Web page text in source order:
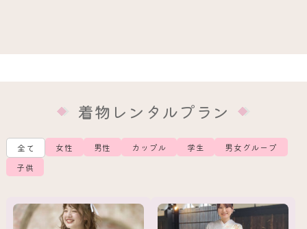
着物レンタルプラン
全て 女性 男性 カップル 学生
男女グループ
子供